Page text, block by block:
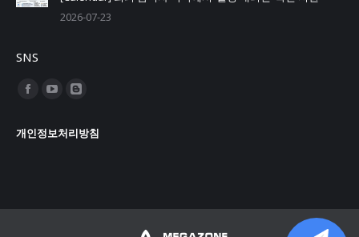
2026-07-23
SNS
Find us on:
Facebook
opens
YouTube
opens
Blogger
opens
개인정보처리방침